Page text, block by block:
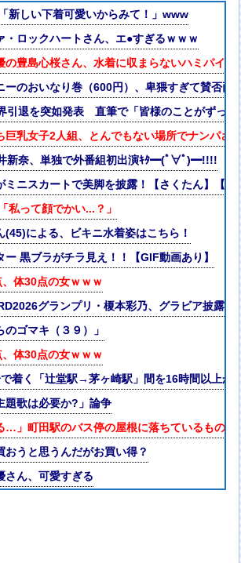
新しい下着可愛いからみて！」www
・ロックハートさん、エ●すぎるｗｗｗ
の豊島心桜さん、水着に収まらないハミパイ
ーのおいなり巻（600円）、卑猥すぎて賛否
引退を突如発表 直筆で「皆様のことがずっと
巨乳女子2人組、とんでもない場所でナンパ
井新奈、単独で外番組初出演ｷﾀ━(ﾟ∀ﾟ)━!!!!
ミニスカートで美脚を披露！【さくたん】【乃
私って顔でかい...？」
(45)による、ビキニ水着姿はこちら！
ー 黒ブラがチラ見え！！【GIF動画あり】
、体30点の女ｗｗｗ
グランプリ・榎本彩乃、グラビア披露！
のゴマキ（３９）」
、体30点の女ｗｗｗ
で着く「辻堂駅→茅ヶ崎駅」間を16時間以上か
題歌は必要か?」論争
…」町田駅のバス停の屋根に落ちているもの
おうと思うんだがお買い得？
さん、可愛すぎる